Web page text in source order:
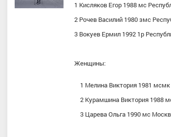
1 Кисляков Егор 1988 мс
2 Рочев Василий 1980 змс
3 Вокуев Ермил 1992 1р
Женщины:
1 Мелина Виктория 1981
2 Курамшина Виктория 1988
3 Царева Ольга 1990 мс